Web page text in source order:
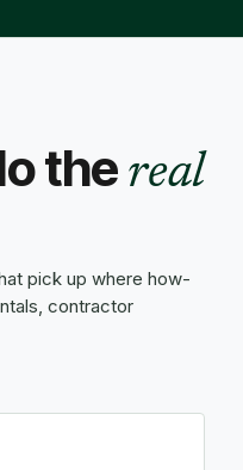
the real
pick up where how-
contractor